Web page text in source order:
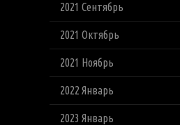
2021 Сентябрь
2021 Октябрь
2021 Ноябрь
2022 Январь
2023 Январь